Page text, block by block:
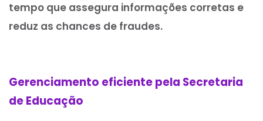
tempo que assegura informações corretas e
reduz as chances de fraudes.
Gerenciamento eficiente pela Secretaria
de Educação